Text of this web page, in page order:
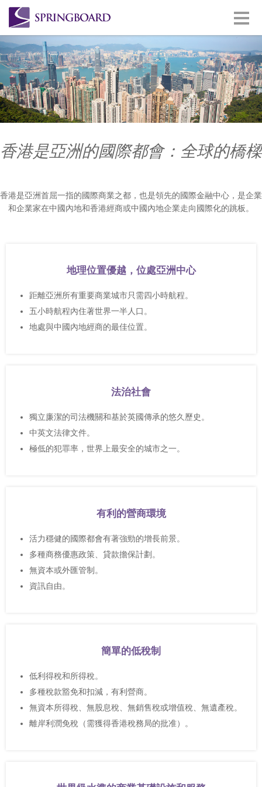
香港是亞洲的國際都會：全球的橋樑
香港是亞洲首屈一指的國際商業之都，也是領先的國際金融中心，是企業
和企業家在中國內地和香港經商或中國內地企業走向國際化的跳板。
地理位置優越，位處亞洲中心
距離亞洲所有重要商業城市只需四小時航程。
五小時航程內住著世界一半人口。
地處與中國內地經商的最佳位置。
法治社會
獨立廉潔的司法機關和基於英國傳承的悠久歷史。
中英文法律文件。
極低的犯罪率，世界上最安全的城市之一。
有利的營商環境
活力穩健的國際都會有著強勁的增長前景。
多種商務優惠政策、貸款擔保計劃。
無資本或外匯管制。
資訊自由。
簡單的低稅制
低利得稅和所得稅。
多種稅款豁免和扣減，有利營商。
無資本所得稅、無股息稅、無銷售稅或增值稅、無遺產稅。
離岸利潤免稅（需獲得香港稅務局的批准）。